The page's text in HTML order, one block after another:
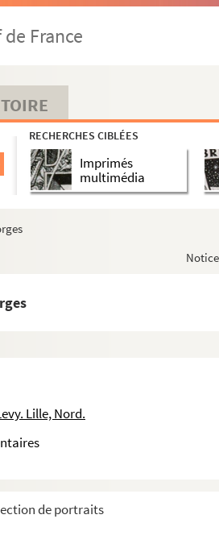
France
RECHERCHES CIBLÉES
Imprimés
multimédia
Notice
Lille, Nord.
de portraits
1er
II (De)
Guillaume, Margrave (De)
Guillaume
(De)
Sigismond
Fréderic
de Bourdeilles (Seigneur De)
(Seigneur de)
(Comte de)